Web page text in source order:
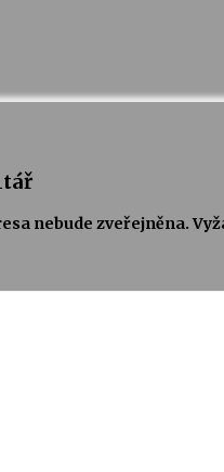
nebude zveřejněna.